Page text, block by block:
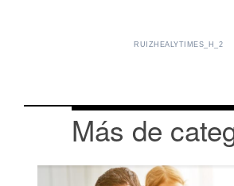
RUIZHEALYTIMES_H_2
Más de